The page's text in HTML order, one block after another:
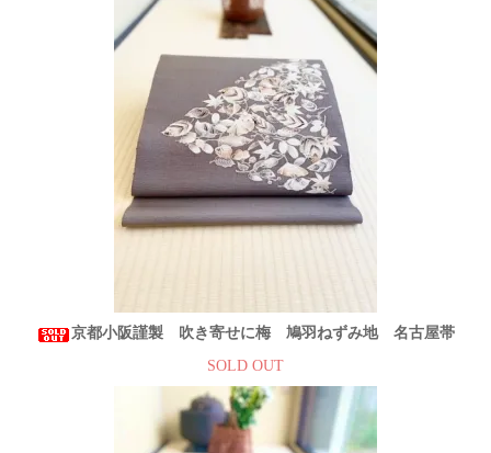
京都小阪謹製 吹き寄せに梅 鳩羽ねずみ地 名古屋帯
SOLD OUT